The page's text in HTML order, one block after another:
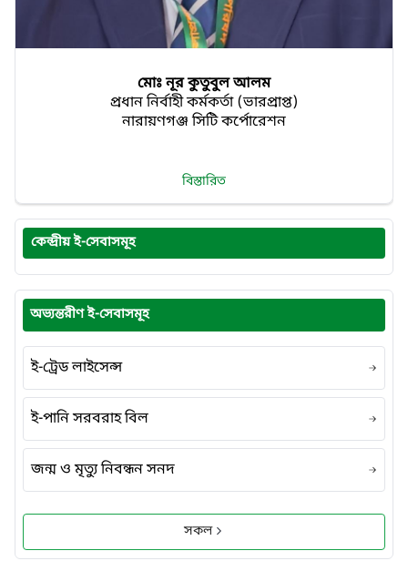
মোঃ ‍নূর কুতুবুল আলম
প্রধান নির্বাহী কর্মকর্তা (ভারপ্রাপ্ত)
নারায়ণগঞ্জ সিটি কর্পোরেশন
বিস্তারিত
কেন্দ্রীয় ই-সেবাসমূহ
অভ্যন্তরীণ ই-সেবাসমূহ
ই-ট্রেড লাইসেন্স
ই-পানি সরবরাহ বিল
জন্ম ও মৃত্যু নিবন্ধন সনদ
সকল